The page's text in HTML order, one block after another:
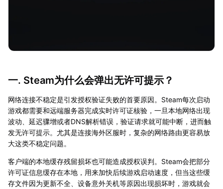
一. Steam为什么会弹出无许可提示？
网络连接不稳定是引发授权验证失败的首要原因。Steam每次启动
游戏都需要和远端服务器完成实时许可证核验，一旦本地网络出现
波动、延迟骤增或者DNS解析错误，验证请求就可能中断，进而触
发无许可提示。尤其是连接海外区服时，复杂的网络路由更容易放
大这类不稳定问题。
客户端的本地缓存残留损坏也可能造成授权误判。Steam会把部分
许可证信息缓存在本地，用来加快后续游戏启动速度，但当这些缓
存文件因为更新不全、设备意外关机等原因出现损坏时，游戏就会